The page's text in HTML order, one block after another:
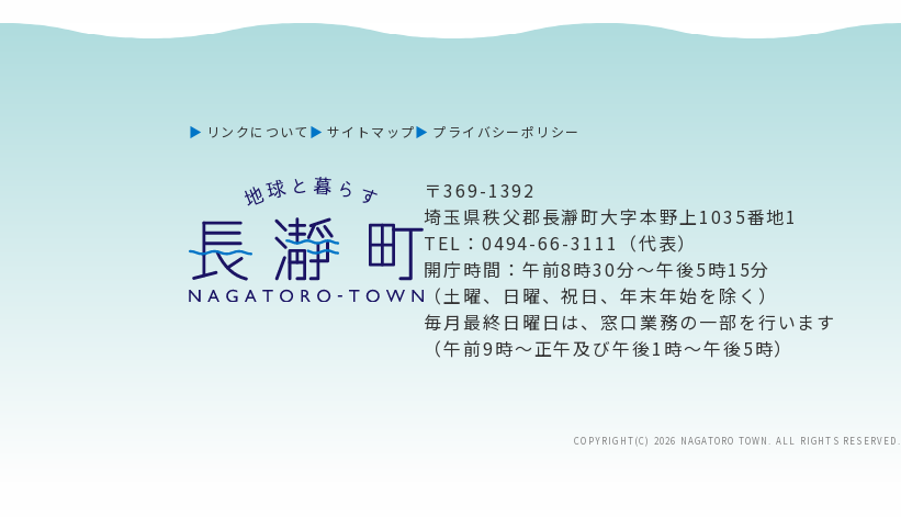
リンクについて サイトマップ プライバシーポリシー
〒369-1392
埼玉県秩父郡長瀞町大字本野上1035番地1
TEL：0494-66-3111（代表）
開庁時間：午前8時30分～午後5時15分
（土曜、日曜、祝日、年末年始を除く）
毎月最終日曜日は、窓口業務の一部を行います
（午前9時～正午及び午後1時～午後5時）
COPYRIGHT(C) 2026 NAGATORO TOWN. ALL RIGHTS RESERVED.